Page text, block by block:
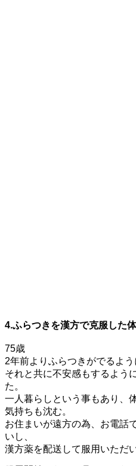
4.ふらつきを漢方で克服した
75歳
2年前よりふらつきがでるよう
それと共に不安感もするよう
た。
一人暮らしという事もあり、
気持ちも沈む。
お住まいが遠方の為、お電話
いし、
漢方薬を配送して服用いただい